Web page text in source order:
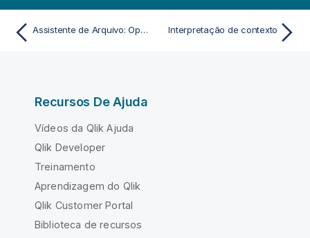
Assistente de Arquivo: Opções Interpretação de contexto
Recursos De Ajuda
Vídeos da Qlik Ajuda
Qlik Developer
Treinamento
Aprendizagem do Qlik
Qlik Customer Portal
Biblioteca de recursos